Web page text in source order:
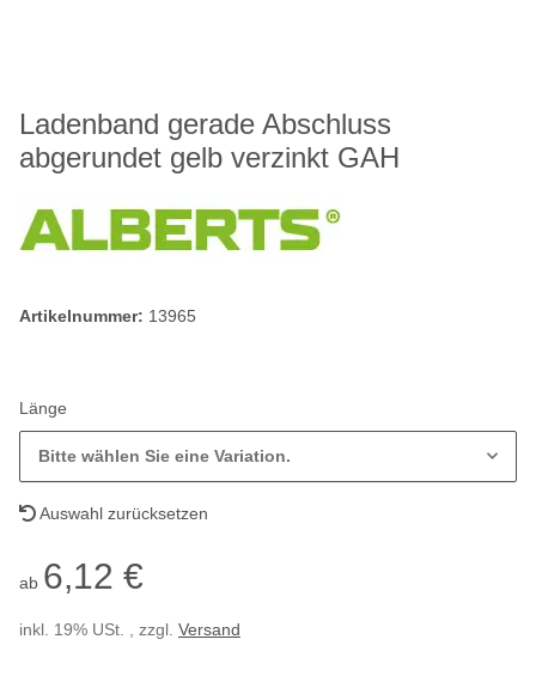
Ladenband gerade Abschluss
abgerundet gelb verzinkt GAH
Artikelnummer: 13965
Länge
Bitte wählen Sie eine Variation.
Auswahl zurücksetzen
ab 6,12 €
inkl. 19% USt. , zzgl. Versand